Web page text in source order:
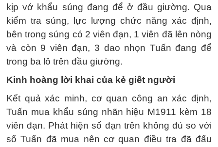
kịp vớ khẩu súng đang để ở đầu giường. Qua
kiểm tra súng, lực lượng chức năng xác định,
bên trong súng có 2 viên đạn, 1 viên đã lên nòng
và còn 9 viên đạn, 3 dao nhọn Tuấn đang để
trong ba lô trên đầu giường.
Kinh hoàng lời khai của kẻ giết người
Kết quả xác minh, cơ quan công an xác định,
Tuấn mua khẩu súng nhãn hiệu M1911 kèm 18
viên đạn. Phát hiện số đạn trên không đủ so với
số Tuấn đã mua nên cơ quan điều tra đã đấu